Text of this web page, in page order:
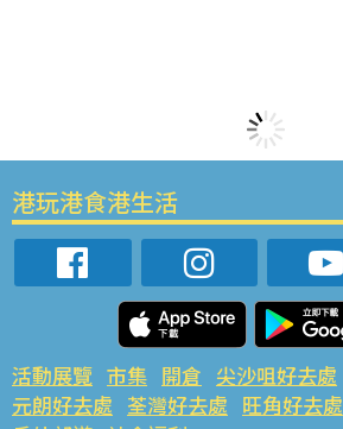
港玩港食港生活
活動展覽 市集 開倉 尖沙咀好去處
元朗好去處 荃灣好去處 旺角好去處